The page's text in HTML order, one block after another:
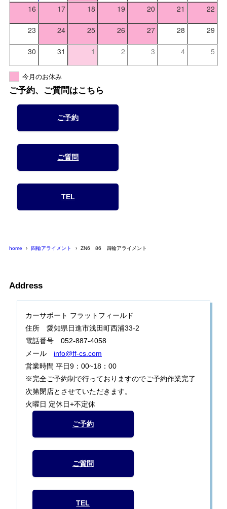
16 17 18 19 20 21 22
23 24 25 26 27 28 29
30 31 1 2 3 4 5
今月のお休み
ご予約、ご質問はこちら
ご予約
ご質問
TEL
home 四輪アライメント ZN6 86 四輪アライメント
Address
カーサポート フラットフィールド
住所 愛知県日進市浅田町西浦33-2
電話番号 052-887-4058
メール info@ff-cs.com
営業時間 平日9：00~18：00
※完全ご予約制で行っておりますのでご予約作業完了
次第閉店とさせていただきます。
火曜日 定休日+不定休
ご予約
ご質問
TEL